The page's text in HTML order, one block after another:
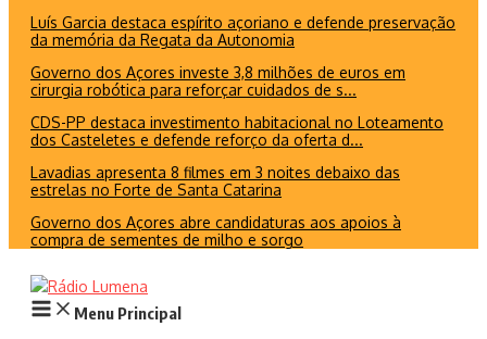
Luís Garcia destaca espírito açoriano e defende preservação
da memória da Regata da Autonomia
Governo dos Açores investe 3,8 milhões de euros em
cirurgia robótica para reforçar cuidados de s...
CDS-PP destaca investimento habitacional no Loteamento
dos Casteletes e defende reforço da oferta d...
Lavadias apresenta 8 filmes em 3 noites debaixo das
estrelas no Forte de Santa Catarina
Governo dos Açores abre candidaturas aos apoios à
compra de sementes de milho e sorgo
Menu Principal